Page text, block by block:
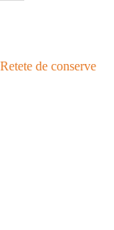
Retete de conserve